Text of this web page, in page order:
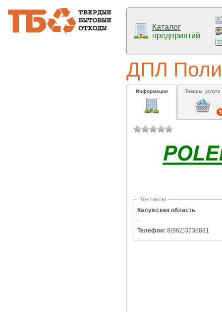
Каталог
предприятий
ДПЛ
Информация
5
Товары, услуги
Контакты
Калужская область
.
Телефон: 8(962)3738881